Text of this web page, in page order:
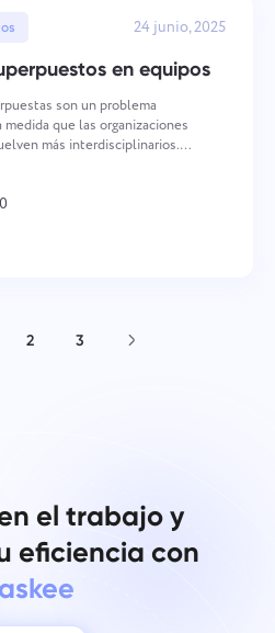
24 junio, 2025
en equipos
son un problema
que las organizaciones
más interdisciplinarios.
0
2 3
el trabajo y
eficiencia con